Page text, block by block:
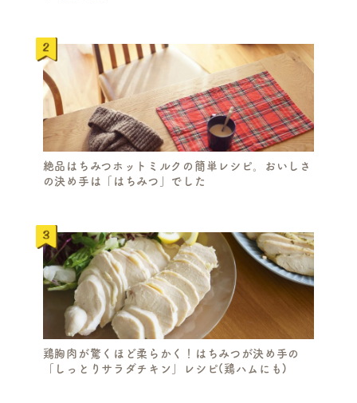
絶品はちみつホットミルクの簡単レシピ。おいしさ
の決め手は「はちみつ」でした
鶏胸肉が驚くほど柔らかく！はちみつが決め手の
「しっとりサラダチキン」レシピ(鶏ハムにも)